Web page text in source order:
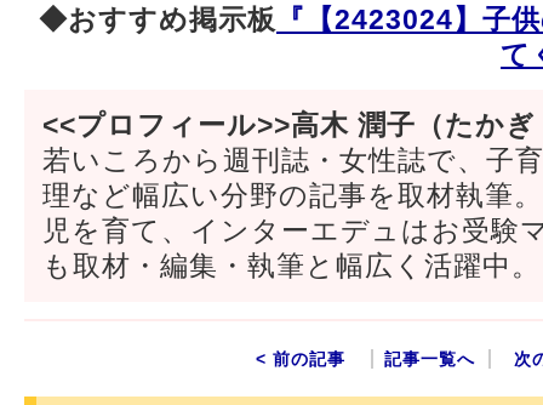
◆おすすめ掲示板 『【2423024】子
て
<<プロフィール>>高木 潤子（たか
若いころから週刊誌・女性誌で、子
理など幅広い分野の記事を取材執筆
児を育て、インターエデュはお受験
も取材・編集・執筆と幅広く活躍中。
< 前の記事 記事一覧へ 次